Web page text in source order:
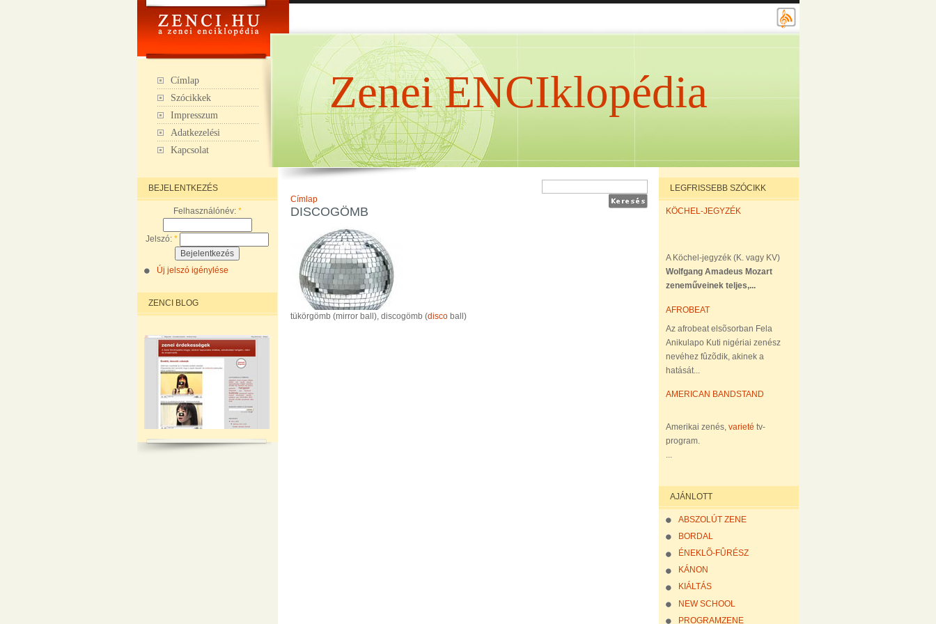
Címlap
Szócikkek
Impresszum
Adatkezelési
Kapcsolat
Zenei ENCIklopédia
BEJELENTKEZÉS
Felhasználónév: *
Jelszó: *
Új jelszó igénylése
ZENCI BLOG
Címlap
DISCOGÖMB
tükörgömb (mirror ball), discogömb (discoball)
LEGFRISSEBB SZÓCIKK
KÖCHEL-JEGYZÉK
A Köchel-jegyzék (K. vagy KV)
Wolfgang Amadeus Mozart
zeneműveinek teljes,...
AFROBEAT
Az afrobeat elsõsorban Fela
Anikulapo Kuti nigériai zenész
nevéhez fûzõdik, akinek a
hatását...
AMERICAN BANDSTAND
Amerikai zenés, varieté tv-
program.
...
AJÁNLOTT
ABSZOLÚT ZENE
BORDAL
ÉNEKLÕ-FÛRÉSZ
KÁNON
KIÁLTÁS
NEW SCHOOL
PROGRAMZENE